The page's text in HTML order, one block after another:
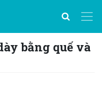
bằng quế và